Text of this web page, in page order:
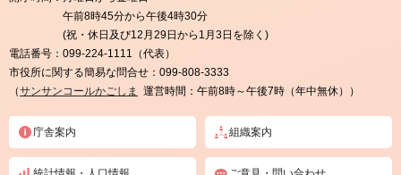
午前8時45分から午後4時30分
(祝・休日及び12月29日から1月3日を除く)
電話番号： 099-224-1111（代表）
市役所に関する簡易な問合せ： 099-808-3333
（サンサンコールかごしま 運営時間：午前8時～午後7時（年中無休））
庁舎案内 組織案内